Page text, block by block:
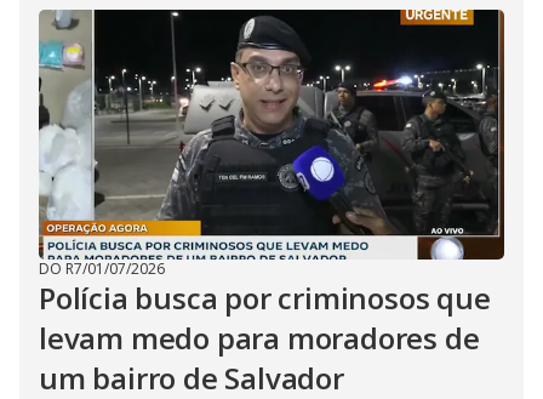
DO R7/01/07/2026
Polícia busca por criminosos que
levam medo para moradores de
um bairro de Salvador